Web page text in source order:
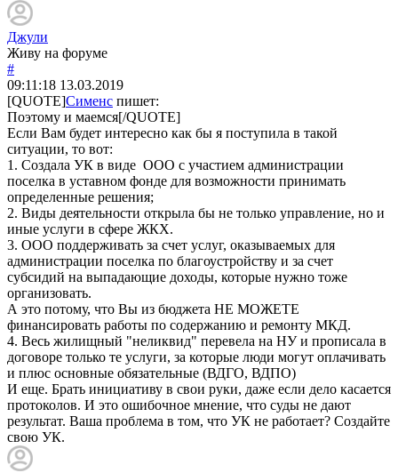
Джули
Живу на форуме
#
09:11:18 13.03.2019
[QUOTE]Сименс пишет:
Поэтому и маемся[/QUOTE]
Если Вам будет интересно как бы я поступила в такой
ситуации, то вот:
1. Создала УК в виде ООО с участием администрации
поселка в уставном фонде для возможности принимать
определенные решения;
2. Виды деятельности открыла бы не только управление, но и
иные услуги в сфере ЖКХ.
3. ООО поддерживать за счет услуг, оказываемых для
администрации поселка по благоустройству и за счет
субсидий на выпадающие доходы, которые нужно тоже
организовать.
А это потому, что Вы из бюджета НЕ МОЖЕТЕ
финансировать работы по содержанию и ремонту МКД.
4. Весь жилищный "неликвид" перевела на НУ и прописала в
договоре только те услуги, за которые люди могут оплачивать
и плюс основные обязательные (ВДГО, ВДПО)
И еще. Брать инициативу в свои руки, даже если дело касается
протоколов. И это ошибочное мнение, что суды не дают
результат. Ваша проблема в том, что УК не работает? Создайте
свою УК.